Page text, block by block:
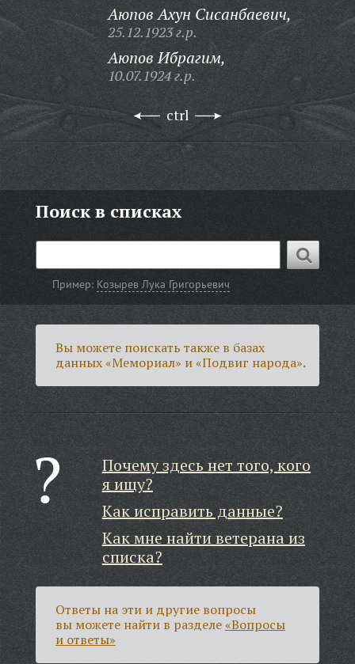
Аюпов Ахун Сисанбаевич,
25.12.1923 г.р.
Аюпов Ибрагим,
10.07.1924 г.р.
ctrl
Поиск в списках
Пример: Козырев Лука Григорьевич
Вы можете поискать также в базах
данных «Мемориал» и «Подвиг народа».
Почему здесь нет того, кого
я ищу?
Как исправить данные?
Как мне найти ветерана из
списка?
Ответы на эти и другие вопросы
вы можете найти в разделе«Вопросы
и ответы»